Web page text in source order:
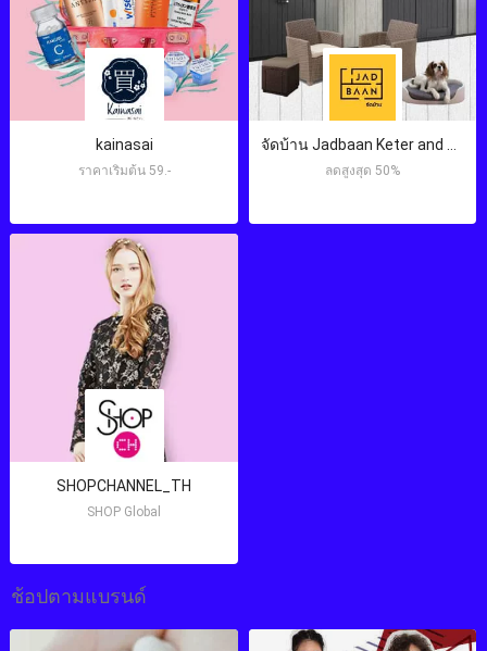
kainasai
ราคาเริ่มต้น 59.-
จัดบ้าน Jadbaan Keter and more เคเตอร์ประเทศไทย
ลดสูงสุด 50%
SHOPCHANNEL_TH
SHOP Global
ช้อปตามแบรนด์